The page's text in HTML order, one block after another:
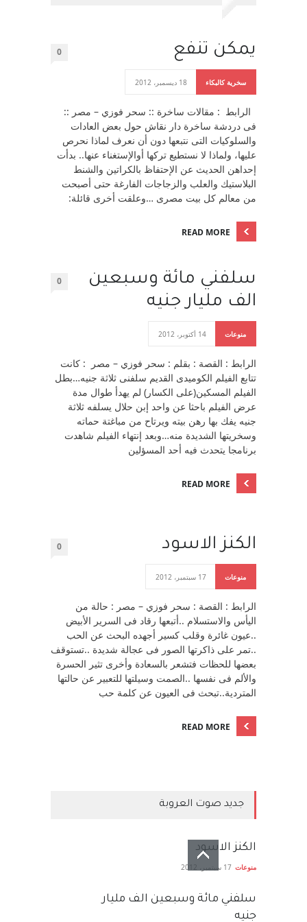
يمكن تنفع 0
سخرية كالبكاء 18 ديسمبر، 2012
الرابط : مقالات ساخرة :: سحر فوزي – مصر ::
فى دردشة ساخرة دار نقاش حول بعض العادات
والسلوكيات التى نتبعها دون أن نعرف لماذا نحرص
عليها، ولماذا لا نستطيع تركها أوالإستغناء عنها.. بدأت
إحداهن الحديث عن الإحتفاظ بالكراتين والشنط
البلاستيك والعلب والزجاجات الفارغة حتى أصبحت
من معالم كل بيت مصرى …وعلقت أخرى قائلة:
READ MORE
سلفني مائة وسبعين
الف مليار جنيه
0
منوعات 14 أكتوبر، 2012
الرابط : القصة : بقلم : سحر فوزي – مصر : كانت
تتابع الفيلم الكوميدى القديم سلفنى ثلاثة جنيه…بطل
الفيلم المسكين(على الكسار) لم يهدأ طوال مدة
عرض الفيلم باحثا عن واحد إبن حلال يسلفه ثلاثة
جنيه يفك بها رهن بيته ويرتاح من مباغتة حماته
وسخريتها الشديدة منه…وبعد إنتهاء الفيلم شاهدت
برنامجا يتحدث فيه أحد المسؤلين
READ MORE
الكنز الاسود 0
منوعات 17 سبتمبر، 2012
الرابط : القصة : سحر فوزي – مصر : حالة من
اليأس والاستسلام ..أتبعها رقاد فى السرير الأبيض
..عيون غائرة وقلب كسير أجهده البحث عن الحب
..تمر على ذاكرتها الصور فى عجالة شديدة ..تستوقف
بعضها للحظات فتشعر بالسعادة وأخرى تثير الحسرة
والألم فى نفسها ..الصمت وسيلتها للتعبير عن حالتها
المتردية..تبحث فى العيون عن كلمة حب
READ MORE
جديد صوت العروبة
الكنز الاسود
منوعات 17 سبتمبر، 2012
سلفني مائة وسبعين الف مليار
جنيه